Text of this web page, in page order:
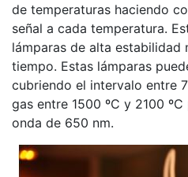
de temperaturas haciendo
señal a cada temperatura.
lámparas de alta estabilidad
tiempo. Estas lámparas
cubriendo el intervalo entre
gas entre 1500 ºC y 2100
onda de 650 nm.